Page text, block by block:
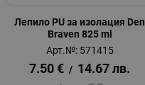
Лепило PU за изолация Den
Braven 825 ml
Арт.№: 571415
7.50 € / 14.67 лв.